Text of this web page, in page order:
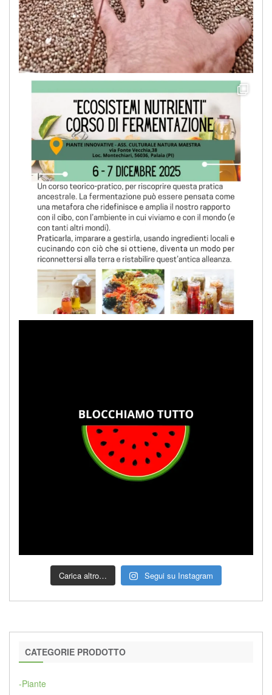
Carica altro… Segui su Instagram
CATEGORIE PRODOTTO
-Piante